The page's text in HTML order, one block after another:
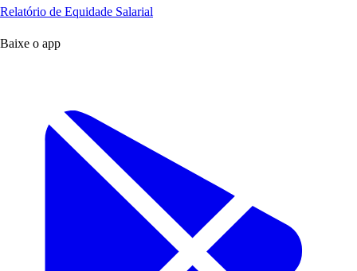
Relatório de Equidade Salarial
Baixe o app